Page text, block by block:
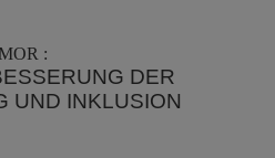
:
DER
UND INKLUSION